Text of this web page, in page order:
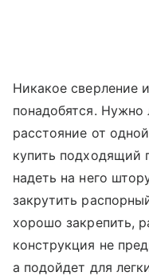
Никакое сверление
понадобятся. Нужно
расстояние от
купить подходящий
надеть на него
закрутить
хорошо закрепить,
конструкция не
а подойдет для